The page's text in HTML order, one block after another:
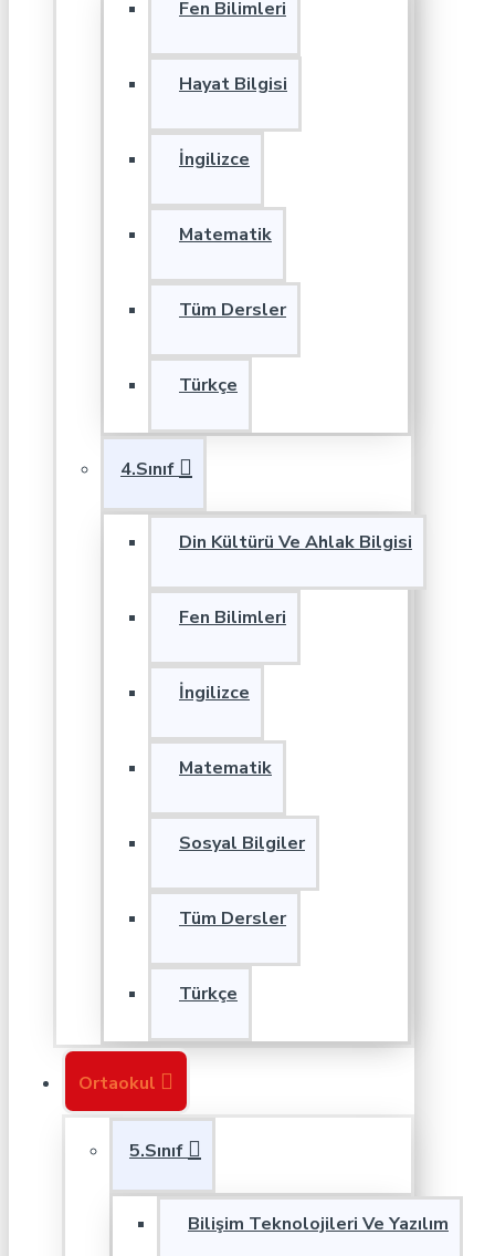
Fen Bilimleri
Hayat Bilgisi
İngilizce
Matematik
Tüm Dersler
Türkçe
4.Sınıf
Din Kültürü Ve Ahlak Bilgisi
Fen Bilimleri
İngilizce
Matematik
Sosyal Bilgiler
Tüm Dersler
Türkçe
Ortaokul
5.Sınıf
Bilişim Teknolojileri Ve Yazılım